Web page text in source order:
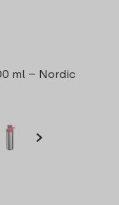
ml – Nordic